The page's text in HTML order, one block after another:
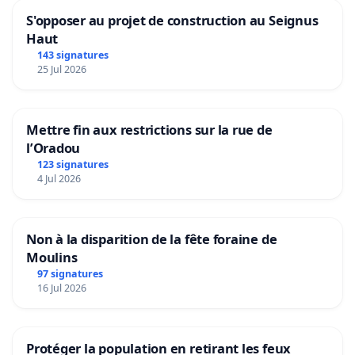
Marie, résidente du quartier d'Outremeuse : «
Depuis que le tram est en service, je mets presque
deux fois plus de temps pour aller travailler. Les
synchronisées, et je suis souvent en retard. »
Jean, étudiant à l'université de Liège : « Je dois
maintenant marcher beaucoup plus loin pour
Dominique, Tilleur.
dépit du bon sens.
S'opposer au projet de construction au Seignus
Haut
143 signatures
25 Jul 2026
Mettre fin aux restrictions sur la rue de
l’Oradou
123 signatures
4 Jul 2026
Non à la disparition de la fête foraine de
Moulins
97 signatures
16 Jul 2026
Protéger la population en retirant les feux